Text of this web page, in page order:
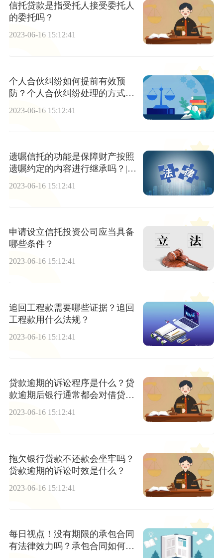
信托贷款是指受托人接受委托人
的委托吗？
2023-06-16 15:12:41
个人合伙纠纷如何提前有效预
防？个人合伙纠纷处理的方式有
2023-06-16 15:12:41
遗嘱信托的功能是保障财产按照
遗嘱约定的内容进行继承吗？|全
球播报
2023-06-16 15:12:41
申请设立信托投资公司应当具备
哪些条件？
2023-06-16 15:12:41
追回工程款需要哪些证据？追回
工程款用什么法规？
2023-06-16 15:12:41
贷款逾期的诉讼程序是什么？贷
款逾期后银行通常都会对借贷人
进行催收吗？ 全球关注
2023-06-16 15:12:41
拖欠银行贷款不还款会坐牢吗？
贷款逾期的诉讼时效是什么？
2023-06-16 15:12:41
每日视点！没有期限的承包合同
有法律效力吗？承包合同如何签